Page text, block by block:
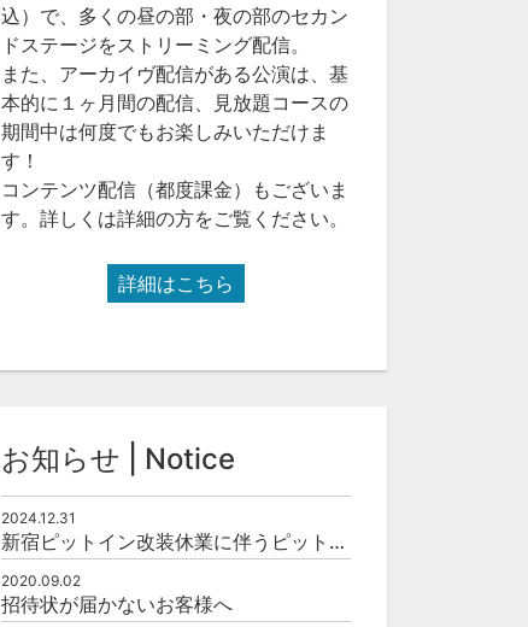
込）で、多くの昼の部・夜の部のセカン
ドステージをストリーミング配信。
また、アーカイヴ配信がある公演は、基
本的に１ヶ月間の配信、見放題コースの
期間中は何度でもお楽しみいただけま
す！
コンテンツ配信（都度課金）もございま
す。詳しくは詳細の方をご覧ください。
詳細はこちら
お知らせ | Notice
2024.12.31
新宿ピットイン改装休業に伴うピットインネットジャズのご案内
2020.09.02
招待状が届かないお客様へ